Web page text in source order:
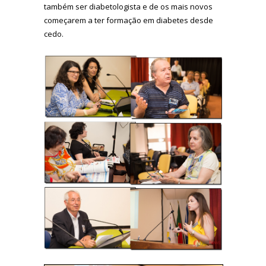
também ser diabetologista e de os mais novos
começarem a ter formação em diabetes desde
cedo.